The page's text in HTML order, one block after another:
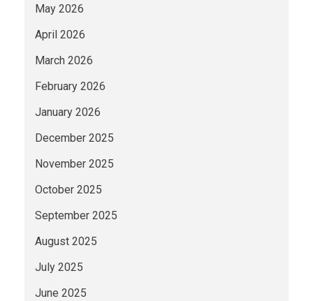
May 2026
April 2026
March 2026
February 2026
January 2026
December 2025
November 2025
October 2025
September 2025
August 2025
July 2025
June 2025